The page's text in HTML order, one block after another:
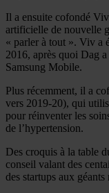
Il a ensuite cofondé
artificielle de nouvelle
« parler à tout ». Viv a
2016, après quoi Dag
Samsung Mobile.
Plus récemment, il a
vers 2019-20), qui
pour réinventer les
de l’hypertension.
Des croquis à la table
conseil valant des
des startups aux